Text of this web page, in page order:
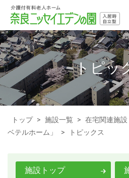
トピッ
トップ > 施設一覧 > 在宅関連施設
ベテルホーム」
> トピックス
施設トップ